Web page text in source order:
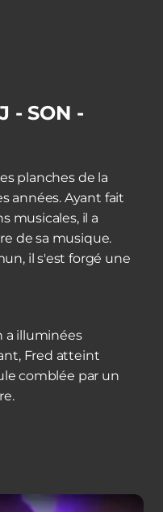
- SON -
planches de la
années. Ayant fait
musicales, il a
de sa musique.
il s'est forgé une
a illuminées
Fred atteint
comblée par un